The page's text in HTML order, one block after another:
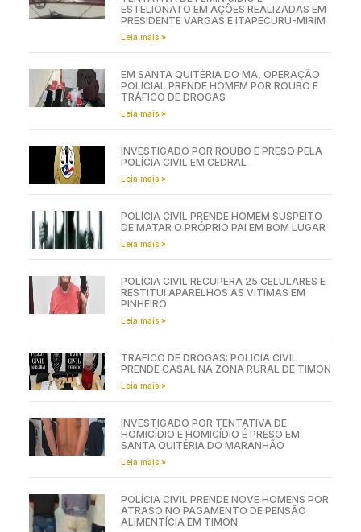
ESTELIONATO EM AÇÕES REALIZADAS EM
PRESIDENTE VARGAS E ITAPECURU-MIRIM
Leia mais »
EM SANTA QUITÉRIA DO MA, OPERAÇÃO
POLICIAL PRENDE HOMEM POR ROUBO E
TRÁFICO DE DROGAS
Leia mais »
INVESTIGADO POR ROUBO É PRESO PELA
POLÍCIA CIVIL EM CEDRAL
Leia mais »
POLÍCIA CIVIL PRENDE HOMEM SUSPEITO
DE MATAR O PRÓPRIO PAI EM BOM LUGAR
Leia mais »
POLÍCIA CIVIL RECUPERA 25 CELULARES E
RESTITUI APARELHOS ÀS VÍTIMAS EM
PINHEIRO
Leia mais »
TRÁFICO DE DROGAS: POLÍCIA CIVIL
PRENDE CASAL NA ZONA RURAL DE TIMON
Leia mais »
INVESTIGADO POR TENTATIVA DE
HOMICÍDIO E HOMICÍDIO É PRESO EM
SANTA QUITÉRIA DO MARANHÃO
Leia mais »
POLÍCIA CIVIL PRENDE NOVE HOMENS POR
ATRASO NO PAGAMENTO DE PENSÃO
ALIMENTÍCIA EM TIMON